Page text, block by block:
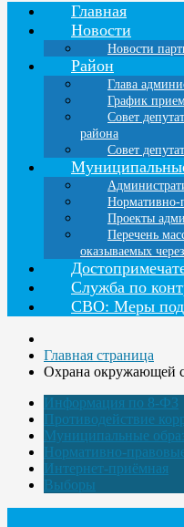
Главная
Новости
Новости
Район
Глава
График
Совет
района
Совет
Нормативно-
Проекты
Перечень
оказываемых
Служба по
СВО: Меры
Главная страница
Охрана окружающей
Информация по 8-ФЗ
Противодействие
Муниципальные
Нормативно-
Интернет-приёмная
Выборы